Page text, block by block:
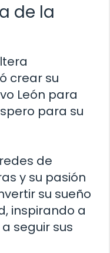
de la
crear su
León para
para su
de
y su pasión
su sueño
inspirando a
seguir sus